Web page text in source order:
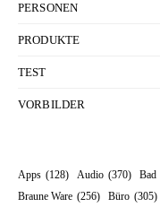
PERSONEN
PRODUKTE
TEST
VORBILDER
Apps (128) Audio (370) Bad
Braune Ware (256) Büro (305)